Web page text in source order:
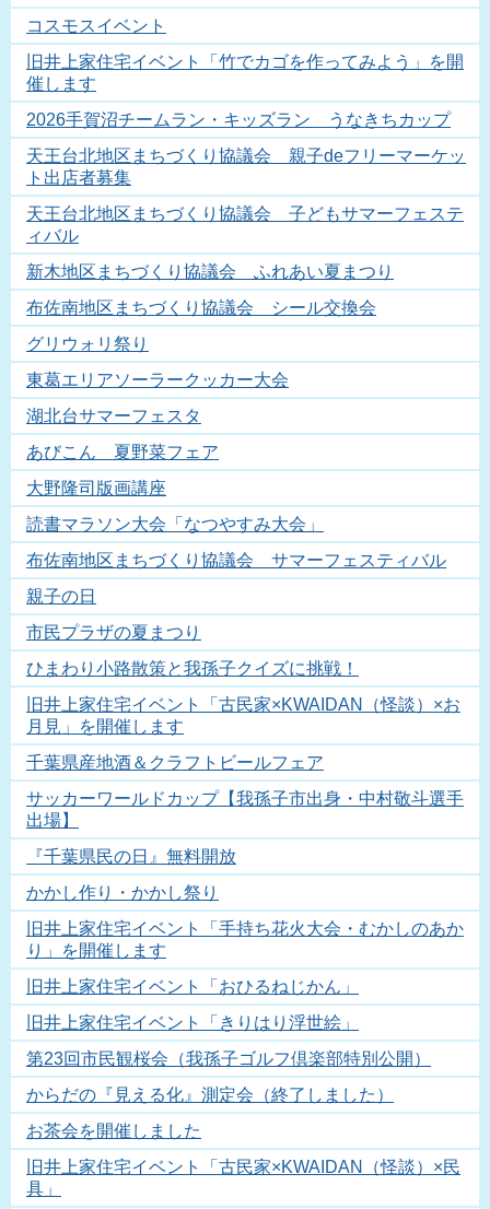
コスモスイベント
旧井上家住宅イベント「竹でカゴを作ってみよう」を開
催します
2026手賀沼チームラン・キッズラン うなきちカップ
天王台北地区まちづくり協議会 親子deフリーマーケッ
ト出店者募集
天王台北地区まちづくり協議会 子どもサマーフェステ
ィバル
新木地区まちづくり協議会 ふれあい夏まつり
布佐南地区まちづくり協議会 シール交換会
グリウォリ祭り
東葛エリアソーラークッカー大会
湖北台サマーフェスタ
あびこん 夏野菜フェア
大野隆司版画講座
読書マラソン大会「なつやすみ大会」
布佐南地区まちづくり協議会 サマーフェスティバル
親子の日
市民プラザの夏まつり
ひまわり小路散策と我孫子クイズに挑戦！
旧井上家住宅イベント「古民家×KWAIDAN（怪談）×お
月見」を開催します
千葉県産地酒＆クラフトビールフェア
サッカーワールドカップ【我孫子市出身・中村敬斗選手
出場】
『千葉県民の日』無料開放
かかし作り・かかし祭り
旧井上家住宅イベント「手持ち花火大会・むかしのあか
り」を開催します
旧井上家住宅イベント「おひるねじかん」
旧井上家住宅イベント「きりはり浮世絵」
第23回市民観桜会（我孫子ゴルフ倶楽部特別公開）
からだの『見える化』測定会（終了しました）
お茶会を開催しました
旧井上家住宅イベント「古民家×KWAIDAN（怪談）×民
具」